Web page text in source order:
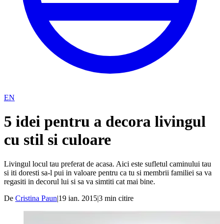
EN
5 idei pentru a decora livingul
cu stil si culoare
Livingul locul tau preferat de acasa. Aici este sufletul caminului tau
si iti doresti sa-l pui in valoare pentru ca tu si membrii familiei sa va
regasiti in decorul lui si sa va simtiti cat mai bine.
De Cristina Paun|19 ian. 2015|3 min citire